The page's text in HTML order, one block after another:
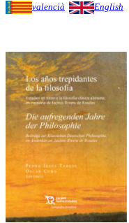
valencià English